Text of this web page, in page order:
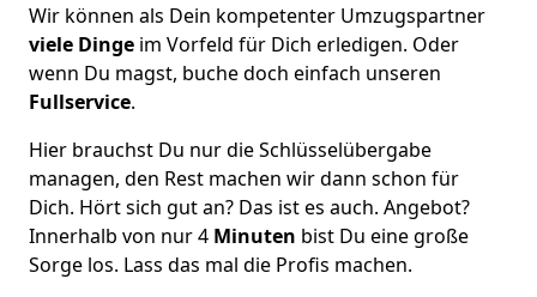
Wir können als Dein kompetenter Umzugspartner
viele Dinge im Vorfeld für Dich erledigen. Oder
wenn Du magst, buche doch einfach unseren
Fullservice.
Hier brauchst Du nur die Schlüsselübergabe
managen, den Rest machen wir dann schon für
Dich. Hört sich gut an? Das ist es auch. Angebot?
Innerhalb von nur 4 Minuten bist Du eine große
Sorge los. Lass das mal die Profis machen.